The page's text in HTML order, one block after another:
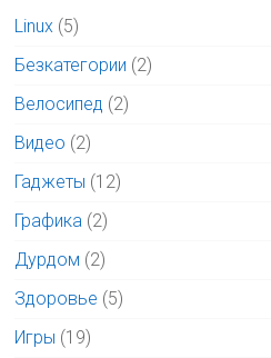
Linux (5)
Безкатегории (2)
Велосипед (2)
Видео (2)
Гаджеты (12)
Графика (2)
Дурдом (2)
Здоровье (5)
Игры (19)